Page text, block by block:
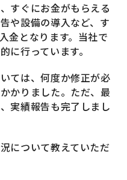
すぐにお金がもらえる
や設備の導入など、す
金となります。当社で
に行っています。
ては、何度か修正が必
かりました。ただ、最
実績報告も完了しまし
について教えていただ